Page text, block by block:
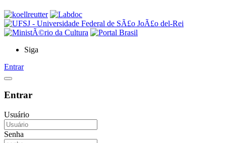
Siga
Entrar
Entrar
Usuário
Senha